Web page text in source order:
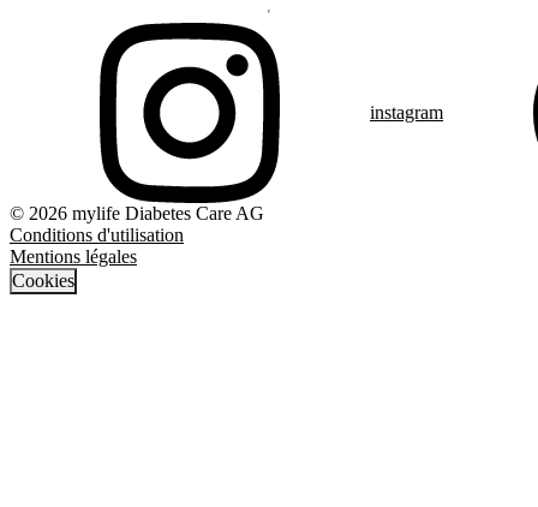
instagram
© 2026 mylife Diabetes Care AG
Conditions d'utilisation
Mentions légales
Cookies